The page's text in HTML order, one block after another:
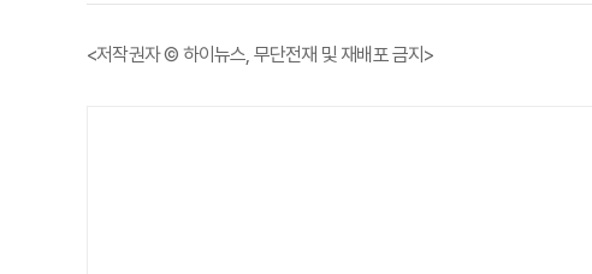
<저작권자 © 하이뉴스, 무단전재 및 재배포 금지>